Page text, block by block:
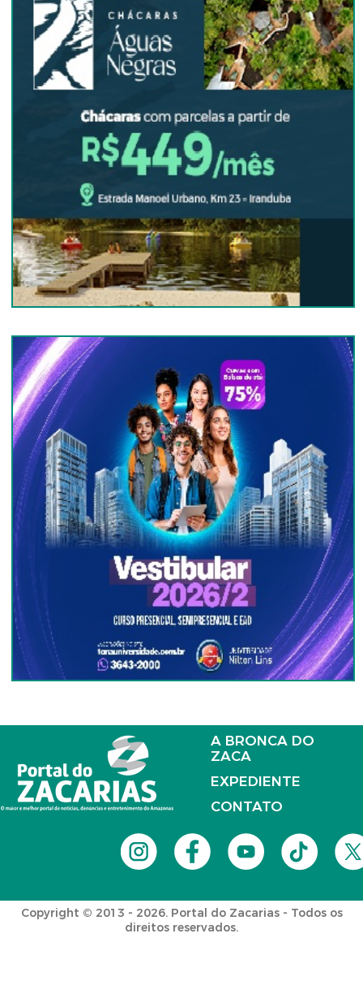
A BRONCA DO
ZACA
EXPEDIENTE
CONTATO
Copyright © 2013 - 2026. Portal do Zacarias - Todos os
direitos reservados.